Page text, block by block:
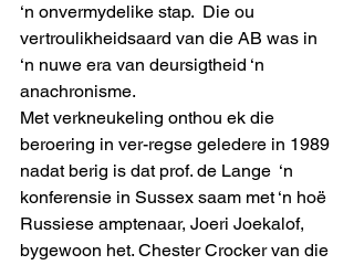
‘n onvermydelike stap.  Die ou
vertroulikheidsaard van die AB was in
‘n nuwe era van deursigtheid ‘n
anachronisme.
Met verkneukeling onthou ek die
beroering in ver-regse geledere in 1989
nadat berig is dat prof. de Lange  ‘n
konferensie in Sussex saam met ‘n hoë
Russiese amptenaar, Joeri Joekalof,
bygewoon het. Chester Crocker van die